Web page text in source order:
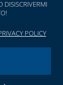
DISISCRIVERMI
POLICY